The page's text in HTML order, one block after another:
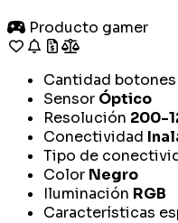
Producto gamer
Cantidad botones
Sensor Óptico
Resolución 200-
Conectividad
Tipo de
Color Negro
Iluminación RGB
Características